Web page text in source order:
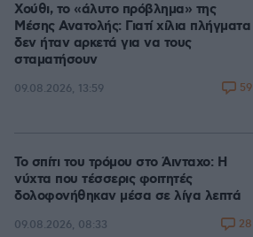
Χούθι, το «άλυτο πρόβλημα» της
Μέσης Ανατολής: Γιατί χίλια πλήγματα
δεν ήταν αρκετά για να τους
σταματήσουν
09.08.2026, 13:59 59
Το σπίτι του τρόμου στο Άινταχο: Η
νύχτα που τέσσερις φοιτητές
δολοφονήθηκαν μέσα σε λίγα λεπτά
09.08.2026, 08:33 28